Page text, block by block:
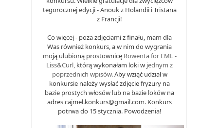
tegorocznej edycji - Anouk z Holandii i Tristana
z Francji!
Co więcej - poza zdjęciami z finału, mam dla
Was również konkurs, a w nim do wygrania
moją ulubioną prostownicę Rowenta for EML -
Liss&Curl, którą wykonałam loki w jednym z
poprzednich wpisów. Aby wziąć udział w
konkursie należy wysłać zdjęcie fryzury na
bazie prostych włosów lub na bazie loków na
adres cajmel.konkurs@gmail.com. Konkurs
potrwa do 15 stycznia. Powodzenia!